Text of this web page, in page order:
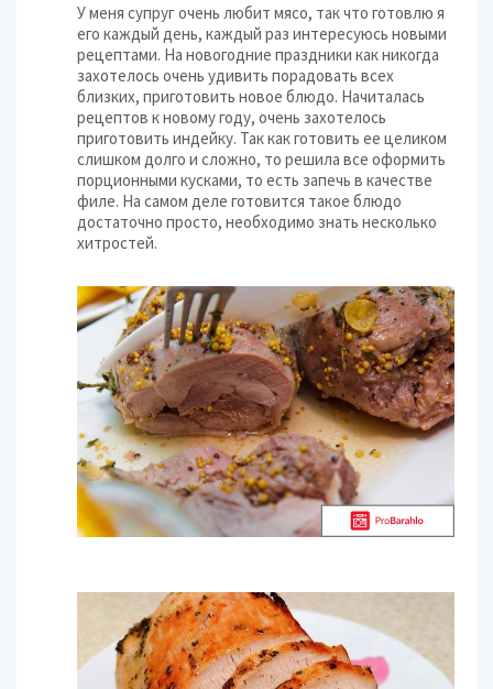
У меня супруг очень любит мясо, так что готовлю я
его каждый день, каждый раз интересуюсь новыми
рецептами. На новогодние праздники как никогда
захотелось очень удивить порадовать всех
близких, приготовить новое блюдо. Начиталась
рецептов к новому году, очень захотелось
приготовить индейку. Так как готовить ее целиком
слишком долго и сложно, то решила все оформить
порционными кусками, то есть запечь в качестве
филе. На самом деле готовится такое блюдо
достаточно просто, необходимо знать несколько
хитростей.